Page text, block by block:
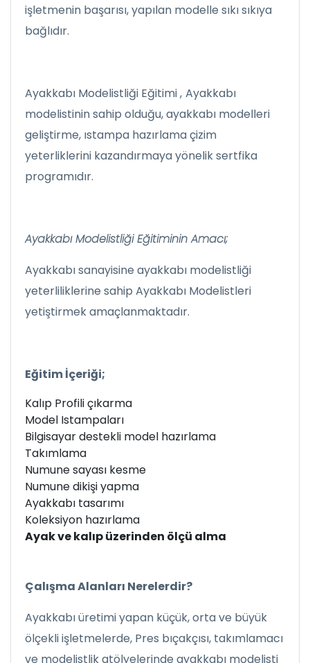
işletmenin başarısı, yapılan modelle sıkı sıkıya
bağlıdır.
Ayakkabı Modelistliği Eğitimi , Ayakkabı
modelistinin sahip olduğu, ayakkabı modelleri
geliştirme, ıstampa hazırlama çizim
yeterliklerini kazandırmaya yönelik sertfika
programıdır.
Ayakkabı Modelistliği Eğitiminin Amacı;
Ayakkabı sanayisine ayakkabı modelistliği
yeterliliklerine sahip Ayakkabı Modelistleri
yetiştirmek amaçlanmaktadır.
Eğitim İçeriği;
Kalıp Profili çıkarma
Model Istampaları
Bilgisayar destekli model hazırlama
Takımlama
Numune sayası kesme
Numune dikişi yapma
Ayakkabı tasarımı
Koleksiyon hazırlama
Ayak ve kalıp üzerinden ölçü alma
Çalışma Alanları Nerelerdir?
Ayakkabı üretimi yapan küçük, orta ve büyük
ölçekli işletmelerde, Pres bıçakçısı, takımlamacı
ve modelistlik atölyelerinde ayakkabı modelisti